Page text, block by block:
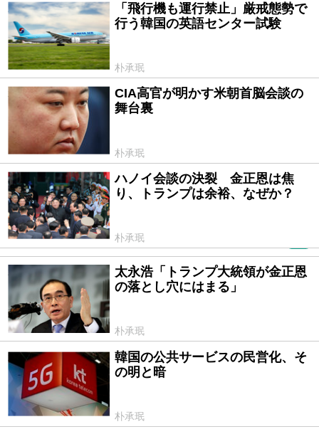
2019/05/21
「飛行機も運行禁止」厳戒態勢で
行う韓国の英語センター試験
朴承珉
2019/03/28
CIA高官が明かす米朝首脳会談の
舞台裏
朴承珉
2019/03/05
ハノイ会談の決裂 金正恩は焦
り、トランプは余裕、なぜか？
朴承珉
2019/02/25
太永浩「トランプ大統領が金正恩
の落とし穴にはまる」
朴承珉
2018/12/14
韓国の公共サービスの民営化、そ
の明と暗
朴承珉